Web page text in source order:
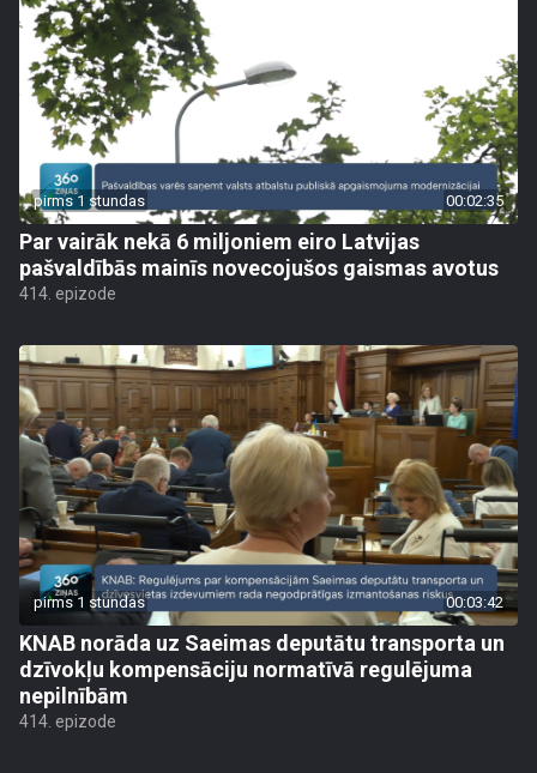
pirms 1 stundas 00:02:35
Par vairāk nekā 6 miljoniem eiro Latvijas
pašvaldībās mainīs novecojušos gaismas avotus
414. epizode
pirms 1 stundas 00:03:42
KNAB norāda uz Saeimas deputātu transporta un
dzīvokļu kompensāciju normatīvā regulējuma
nepilnībām
414. epizode